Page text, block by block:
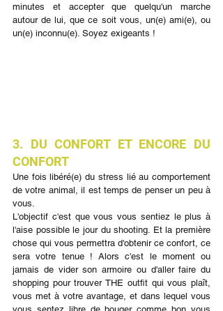
minutes et accepter que quelqu'un marche
autour de lui, que ce soit vous, un(e) ami(e), ou
un(e) inconnu(e). Soyez exigeants !
3. DU CONFORT ET ENCORE DU
CONFORT
Une fois libéré(e) du stress lié au comportement
de votre animal, il est temps de penser un peu à
vous.
L'objectif c'est que vous vous sentiez le plus à
l'aise possible le jour du shooting. Et la première
chose qui vous permettra d'obtenir ce confort, ce
sera votre tenue ! Alors c'est le moment ou
jamais de vider son armoire ou d'aller faire du
shopping pour trouver THE outfit qui vous plaît,
vous met à votre avantage, et dans lequel vous